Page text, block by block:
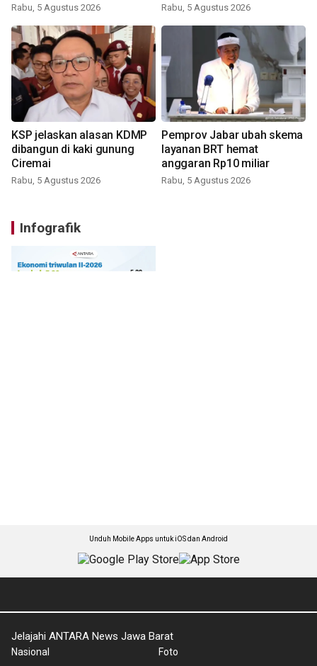
Rabu, 5 Agustus 2026 Rabu, 5 Agustus 2026
KSP jelaskan alasan KDMP
dibangun di kaki gunung
Ciremai
Rabu, 5 Agustus 2026
Pemprov Jabar ubah skema
layanan BRT hemat
anggaran Rp10 miliar
Rabu, 5 Agustus 2026
Infografik
Unduh Mobile Apps untuk iOS dan Android
Jelajahi ANTARA News Jawa Barat
Nasional
Foto